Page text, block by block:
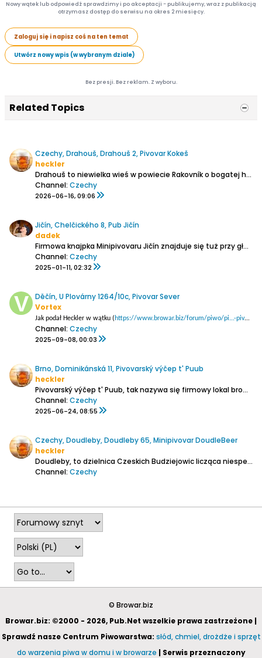
Nowy wątek lub odpowiedź sprawdzimy i po akceptacji - publikujemy, wraz z publikacją
otrzymasz dostęp do serwisu na okres 2 miesięcy.
Zaloguj się i napisz coś na ten temat
Utwórz nowy wpis (w wybranym dziale)
Bez presji. Bez reklam. Z wyboru.
Related Topics
Czechy, Drahouš, Drahouš 2, Pivovar Kokeš
heckler
Drahouš to niewielka wieś w powiecie Rakovník o bogatej historii sięgającej roku 1404. Otacza ją piękna przyroda, w tym chroniona aleja jesionów i opuszczony żwirowy kamieniołom, który jest rajem dla motyli i roślin ciepłolubnych. W takie to bajkowe miejsce wraz z rodziną i browarem pzywędrował
Channel: Czechy
2026-06-16, 09:06
Jičín, Chelčického 8, Pub Jičín
dadek
Firmowa knajpka Minipivovaru Jičín znajduje się tuż przy głównym rynku, w jego południowo-zachodnim narożniku, pod łukowymi podcieniami.
Channel: Czechy
2025-01-11, 02:32
Děčín, U Plovárny 1264/10c, Pivovar Sever
Vortex
Jak podał Heckler w wątku ( https://www.browar.biz/forum/piwo/pi...-pivovar-nomad
Channel: Czechy
2025-09-08, 00:03
Brno, Dominikánská 11, Pivovarský výčep t' Puub
heckler
Pivovarský výčep t' Puub, tak nazywa się firmowy lokal browaru Thrills. Główna mała sala z barem , oraz pomieszczenia w piwnicach tworzą ten klimatyczny przybytek.
Channel: Czechy
2025-06-24, 08:55
Czechy, Doudleby, Doudleby 65, Minipivovar DoudleBeer
heckler
Doudleby, to dzielnica Czeskich Budziejowic licząca niespełna 500 mieszkańców. To właśnie tam Radek Sedláček i Mirka Caplová zaczęli warzyć piwo dla swoich przyjaciół.
Channel: Czechy
© Browar.biz
Browar.biz: ©2000 - 2026, Pub.Net wszelkie prawa zastrzeżone |
Sprawdź nasze Centrum Piwowarstwa: słód, chmiel, drożdże i sprzęt
do warzenia piwa w domu i w browarze | Serwis przeznaczony